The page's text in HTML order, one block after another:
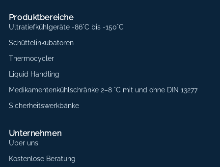
Produktbereiche
Ultratiefkühlgeräte -86°C bis -150°C
Schüttelinkubatoren
Thermocycler
Liquid Handling
Medikamentenkühlschränke 2–8 °C mit und ohne DIN 13277
Sicherheitswerkbänke
Unternehmen
Über uns
Kostenlose Beratung